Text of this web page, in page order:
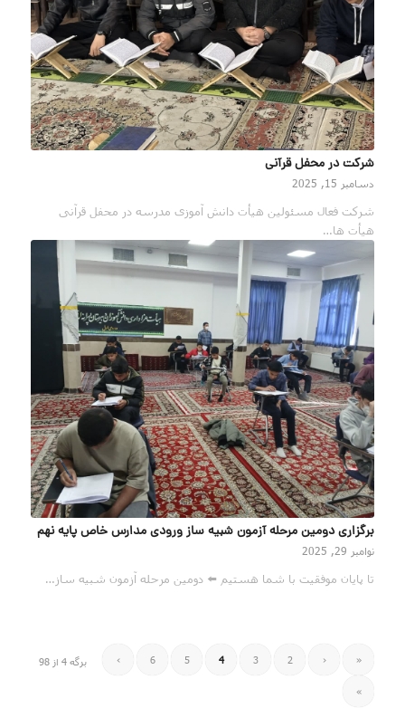
شرکت در محفل قرآنی
دسامبر 15, 2025
شرکت فعال مسئولین هیأت دانش آموزی مدرسه در محفل قرآنی
هیأت ها…
برگزاری دومین مرحله آزمون شبیه ساز ورودی مدارس خاص پایه نهم
نوامبر 29, 2025
تا پایان موفقیت با شما هستیم ⬅️ دومین مرحله آزمون شبیه ساز…
برگه 4 از 98 «
‹
2
3
4
5
6
›
»